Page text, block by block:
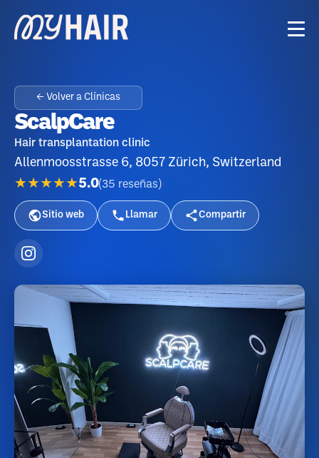
← Volver a Clínicas
ScalpCare
Hair transplantation clinic
Allenmoosstrasse 6, 8057 Zürich, Switzerland
★★★★★5.0(35 reseñas )
Sitio web Llamar Compartir